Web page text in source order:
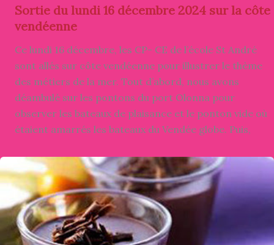
Sortie du lundi 16 décembre 2024 sur la côte
vendéenne
Ce lundi 16 décembre, les CP- CE de l’école St André
sont allés sur côte vendéenne pour illustrer le thème
des métiers de la mer. Tout d’abord, nous avons
déambulé sur les pontons du port Olonna pour
observer les bateaux de plaisance et le ponton vide où
étaient amarrés les bateaux du Vendée globe. Puis,